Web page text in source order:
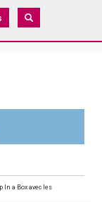
In a Box avec les